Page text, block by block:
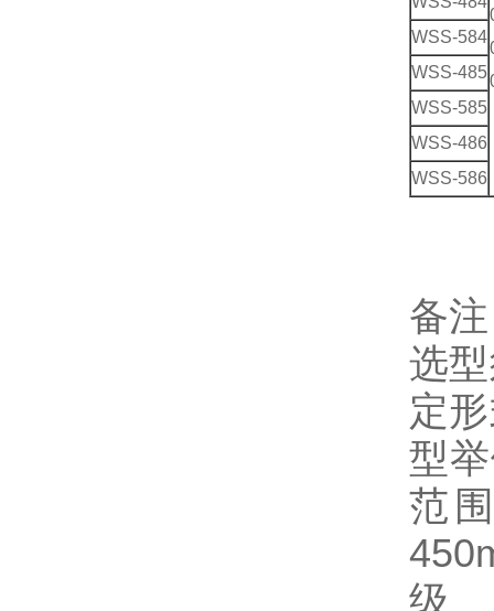
WSS-584
WSS-485
WSS-585
WSS-486
WSS-586
备
选
定
型
范
级